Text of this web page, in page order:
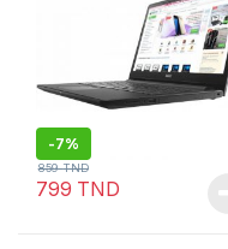
-7%
799 TND
859TND